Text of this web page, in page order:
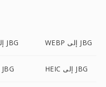
DOCX إلى JBG WEBP إلى JBG
PNG إلى JBG HEIC إلى JBG